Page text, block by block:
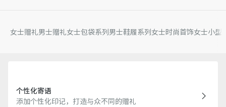
女士赠礼男士赠礼女士包袋系列男士鞋履系列女士时尚首饰女士小型
个性化寄语
添加个性化印记，打造与众不同的赠礼